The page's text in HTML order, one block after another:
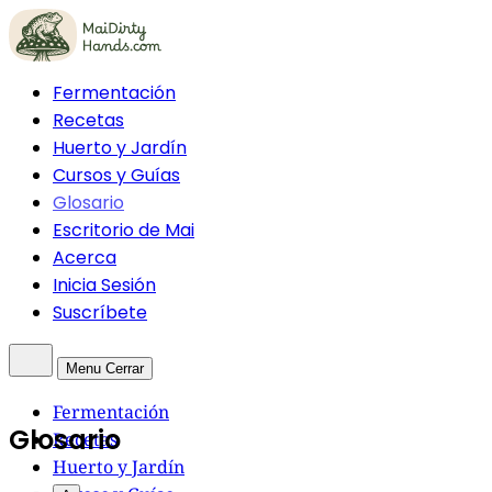
Fermentación
Recetas
Huerto y Jardín
Cursos y Guías
Glosario
Escritorio de Mai
Acerca
Inicia Sesión
Suscríbete
Menu Cerrar
Fermentación
Recetas
Huerto y Jardín
Glosario